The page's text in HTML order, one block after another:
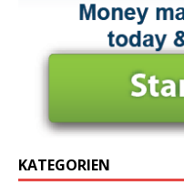
KATEGORIEN